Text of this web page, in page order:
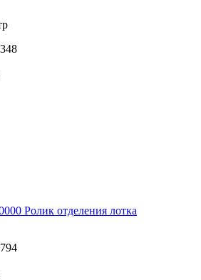
Ролик отделения лотка